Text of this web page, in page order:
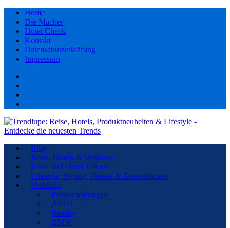
Home
Die Macher
Hotel Check
Kontakt
Datenschutzerklärung
Impressum
Blog
Reise, Hotels & Wellness
Reise und Hotel Videos
Lifestyle, Styling, Fitness & Entertainment
Mobilität
Pressemeldungen
AUDI
Bentley
BMW